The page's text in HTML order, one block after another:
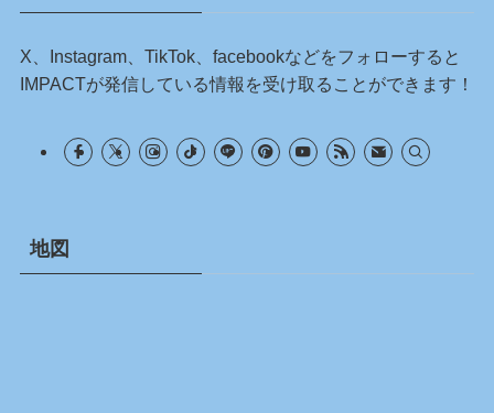
X、Instagram、TikTok、facebookなどをフォローすると
IMPACTが発信している情報を受け取ることができます！
地図